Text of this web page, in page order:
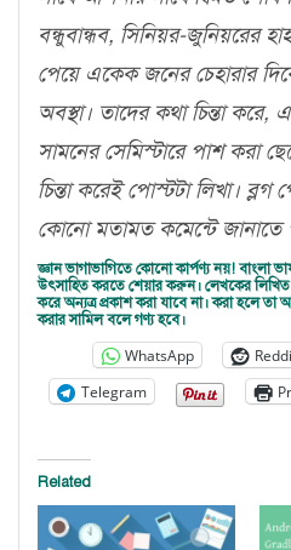
বন্ধুবান্ধব, সিনিয়র-জুনিয়রের
পেয়ে একেক জনের চেহারার
অবস্থা। তাদের কথা চিন্তা
সামনের সেমিস্টারে পাশ করা
চিন্তা করেই পোস্টটা লিখা। ব্লগ
কোনো মতামত কমেন্টে জানাতে
জ্ঞান ভাগাভাগিতে কোনো কার্পণ্য নয়! বাংলা
উৎসাহিত করতে শেয়ার করুন। লেখকের
করে অন্যত্র প্রকাশ করা যাবে না। করা হলে
করার সামিল বলে গণ্য হবে।
WhatsApp
Telegram
Related